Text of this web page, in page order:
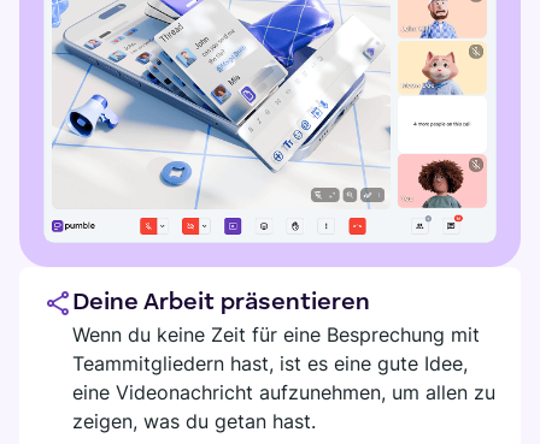
Deine Arbeit präsentieren
Wenn du keine Zeit für eine Besprechung mit
Teammitgliedern hast, ist es eine gute Idee,
eine Videonachricht aufzunehmen, um allen zu
zeigen, was du getan hast.